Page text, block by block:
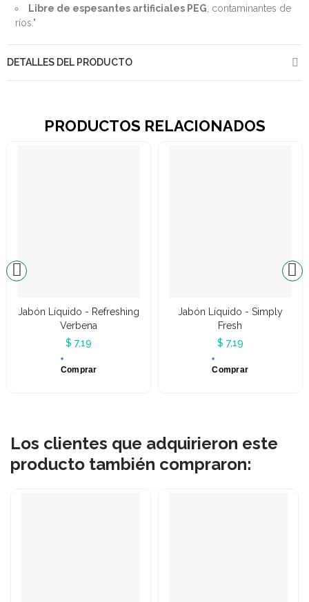
Libre de espesantes artificiales PEG , contaminantes de
ríos."
DETALLES DEL PRODUCTO
PRODUCTOS RELACIONADOS
Jabón Líquido - Refreshing
Verbena
$ 7,19
Comprar
Jabón Líquido - Simply
Fresh
$ 7,19
Comprar
Los clientes que adquirieron este
producto también compraron: